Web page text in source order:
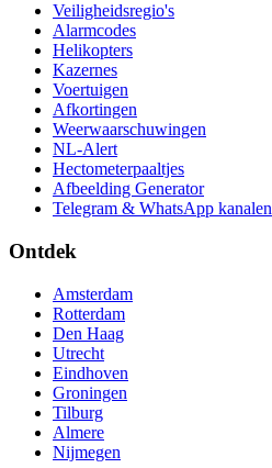
Veiligheidsregio's
Alarmcodes
Helikopters
Kazernes
Voertuigen
Afkortingen
Weerwaarschuwingen
NL-Alert
Hectometerpaaltjes
Afbeelding Generator
Telegram & WhatsApp kanalen
Ontdek
Amsterdam
Rotterdam
Den Haag
Utrecht
Eindhoven
Groningen
Tilburg
Almere
Nijmegen